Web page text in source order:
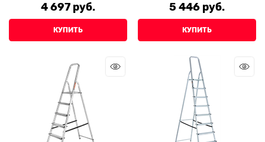
4 697 руб.
КУПИТЬ
5 446 руб.
КУПИТЬ